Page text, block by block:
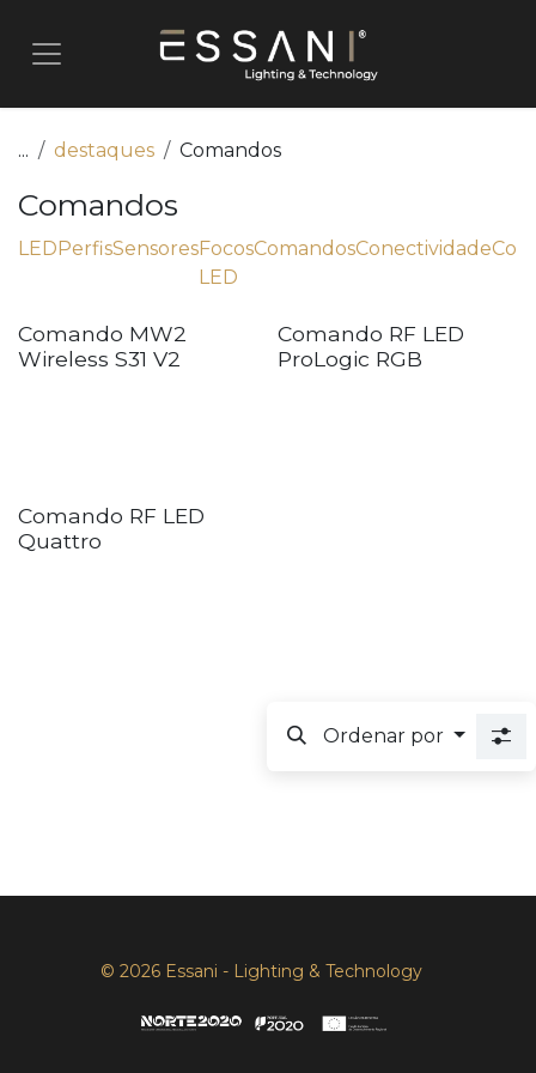
... destaques Comandos
Comandos
LEDPerfisSensoresFocos
LED
ComandosConectividade
Comando MW2
Wireless S31 V2
Comando RF LED
ProLogic RGB
Comando RF LED
Quattro
Ordenar por
© 2026 Essani - Lighting & Technology